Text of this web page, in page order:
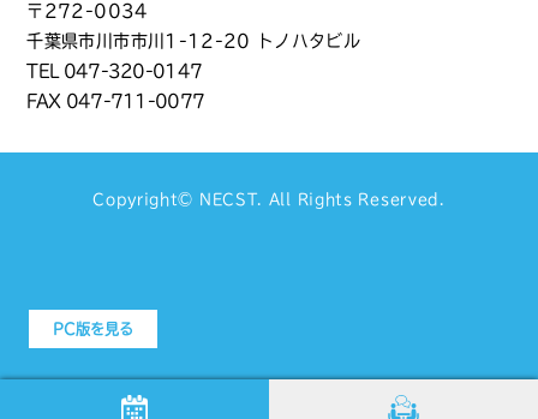
〒272-0034
千葉県市川市市川1-12-20 トノハタビル
TEL 047-320-0147
FAX 047-711-0077
Copyright© NECST. All Rights Reserved.
PC版を見る